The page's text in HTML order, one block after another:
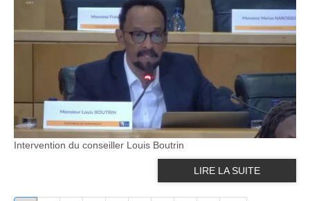
Intervention du conseiller Louis Boutrin
LIRE LA SUITE